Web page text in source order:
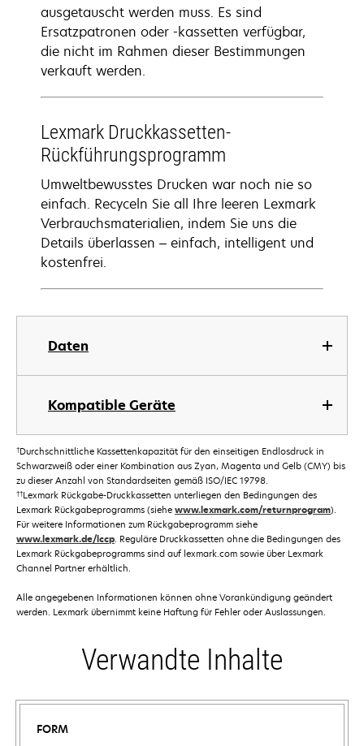
Daten
Kompatible Geräte
ausgetauscht werden muss. Es sind
Ersatzpatronen oder -kassetten verfügbar,
die nicht im Rahmen dieser Bestimmungen
verkauft werden.
Lexmark Druckkassetten-
Rückführungsprogramm
Umweltbewusstes Drucken war noch nie so
einfach. Recyceln Sie all Ihre leeren Lexmark
Verbrauchsmaterialien, indem Sie uns die
Details überlassen – einfach, intelligent und
kostenfrei.
†Durchschnittliche Kassettenkapazität für den einseitigen Endlosdruck in
Schwarzweiß oder einer Kombination aus Zyan, Magenta und Gelb (CMY) bis
zu dieser Anzahl von Standardseiten gemäß ISO/IEC 19798.
††Lexmark Rückgabe-Druckkassetten unterliegen den Bedingungen des
Lexmark Rückgabeprogramms (siehe www.lexmark.com/returnprogram).
Für weitere Informationen zum Rückgabeprogramm siehe
www.lexmark.de/lccp. Reguläre Druckkassetten ohne die Bedingungen des
Lexmark Rückgabeprogramms sind auf lexmark.com sowie über Lexmark
Channel Partner erhältlich.
Alle angegebenen Informationen können ohne Vorankündigung geändert
werden. Lexmark übernimmt keine Haftung für Fehler oder Auslassungen.
Verwandte Inhalte
FORM